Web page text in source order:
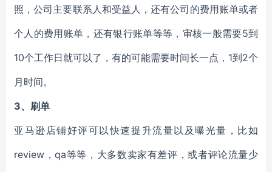
照，公司主要联系人和受益人，还有公司的费用账单或者
个人的费用账单，还有银行账单等等，审核一般需要5到
10个工作日就可以了，有的可能需要时间长一点，1到2个
月时间。
3、 刷单
亚马逊店铺好评可以快速提升流量以及曝光量，比如
review，qa等等，大多数卖家有差评，或者评论流量少